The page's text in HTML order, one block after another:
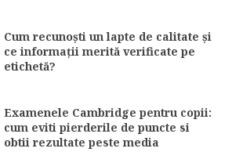
Cum recunoști un lapte de calitate și
ce informații merită verificate pe
etichetă?
Examenele Cambridge pentru copii:
cum eviti pierderile de puncte si
obtii rezultate peste media